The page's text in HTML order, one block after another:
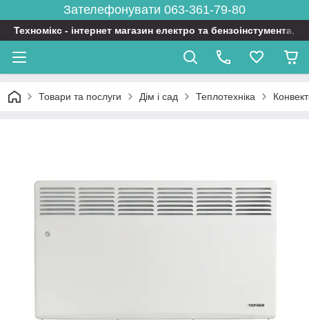
Зателефонувати 063-361-79-80
Техномікс - інтернет магазин електро та бензоінстумента,
Товари та послуги Дім і сад Теплотехніка